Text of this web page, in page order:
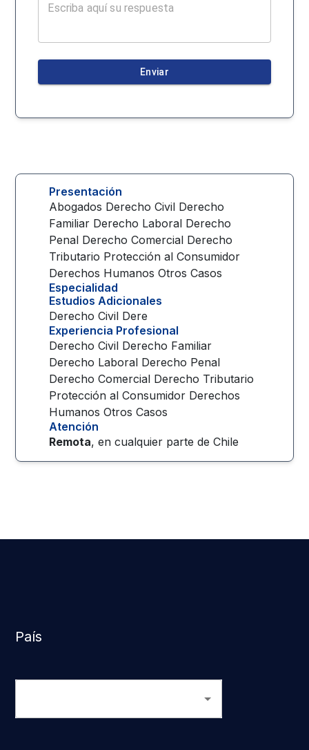
Enviar
Presentación
Abogados Derecho Civil Derecho
Familiar Derecho Laboral Derecho
Penal Derecho Comercial Derecho
Tributario Protección al Consumidor
Derechos Humanos Otros Casos
Especialidad
Estudios Adicionales
Derecho Civil Dere
Experiencia Profesional
Derecho Civil Derecho Familiar
Derecho Laboral Derecho Penal
Derecho Comercial Derecho Tributario
Protección al Consumidor Derechos
Humanos Otros Casos
Atención
Remota, en cualquier parte deChile
País